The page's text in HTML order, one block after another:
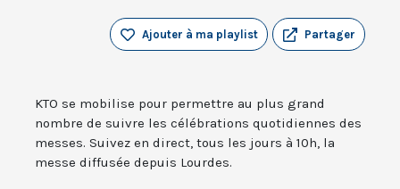
Partager
Ajouter à ma playlist
KTO se mobilise pour permettre au plus grand
nombre de suivre les célébrations quotidiennes des
messes. Suivez en direct, tous les jours à 10h, la
messe diffusée depuis Lourdes.